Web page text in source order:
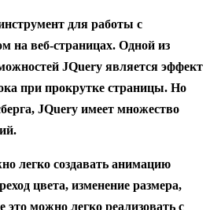
для работы с
на веб-страницах. Одной из
JQuery является эффект
при прокрутке страницы. Но
JQuery имеет множество
легко создавать анимацию
цвета, изменение размера,
можно легко реализовать с